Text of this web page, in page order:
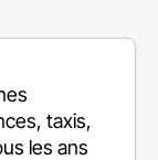
taxis,
les ans